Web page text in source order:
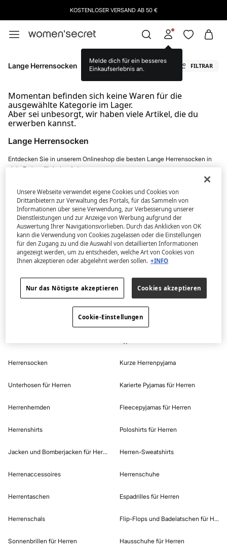
KOSTENLOSER VERSAND AB 50 €
Melde dich für ein besseres
Einkaufserlebnis an.
Lange Herrensocken FILTRAR
Momentan befinden sich keine Waren für die
ausgewählte Kategorie im Lager.
Aber sei unbesorgt, wir haben viele Artikel, die du
erwerben kannst.
Lange Herrensocken
Entdecken Sie in unserem Onlineshop die besten Lange Herrensocken in
viele Farben für jeden Anlass.
Top Herrenkategorien und Marken
Badeshorts für herren
Badeshorts Herren
Badehosen mit print für herren
Strandtücher und Flip-Flops für Herren
Herrensocken
Unterhosen für Herren
Herrenhemden​
Herrenshirts
Jacken und Bomberjacken für Herren
Herrenaccessoires
Herrentaschen
Herrenschals
Sonnenbrillen für Herren
Herrenpyjama
Herren Parfurm
Herrenpullover
Herrenhosen
Kurze Herrenpyjama
Karierte Pyjamas für Herren
Fleecepyjamas für Herren
Poloshirts für Herren
Herren-Sweatshirts
Herrenschuhe
Espadrilles für Herren
Flip-Flops und Badelatschen für
Hausschuhe für Herren
Unsere Webseite verwendet eigene Cookies und Cookies von
Drittanbietern zur Verwaltung des Portals, für das Sammeln von
Informationen über seine Verwendung, zur Verbesserung unserer
Dienstleistungen und zur Anzeige von Werbung aufgrund der
Auswertung Ihrer Navigationsvorlieben. Durch das Anklicken von OK
kann die Verwendung von Cookies zugelassen oder die Einstellungen
für den Zugang zu und die Auswahl von detaillierten Informationen
angezeigt werden, um zu entscheiden, welche Art von Cookies von
Ihnen akzeptieren oder abgelehnt werden sollen. +INFO
Nur das Nötigste akzeptieren Cookies akzeptieren
Cookie-Einstellungen